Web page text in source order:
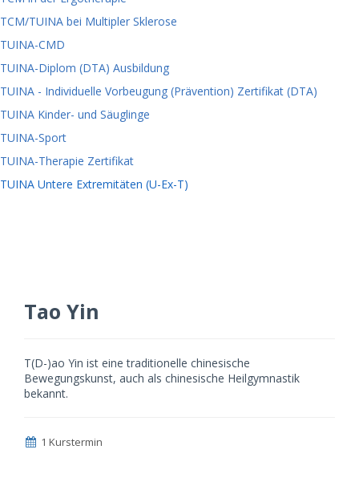
TCM/TUINA bei Multipler Sklerose
TUINA-CMD
TUINA-Diplom (DTA) Ausbildung
TUINA - Individuelle Vorbeugung (Prävention) Zertifikat (DTA)
TUINA Kinder- und Säuglinge
TUINA-Sport
TUINA-Therapie Zertifikat
TUINA Untere Extremitäten (U-Ex-T)
Tao Yin
T(D-)ao Yin ist eine traditionelle chinesische
Bewegungskunst, auch als chinesische Heilgymnastik
bekannt.
1 Kurstermin